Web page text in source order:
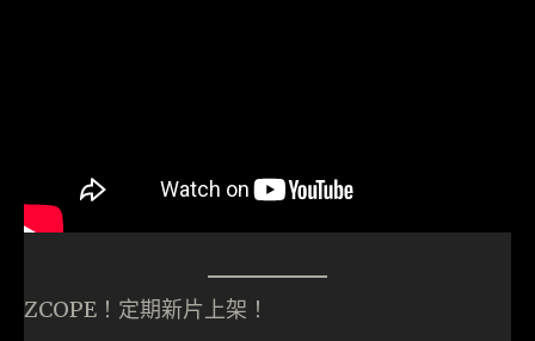
ZCOPE！定期新片上架！